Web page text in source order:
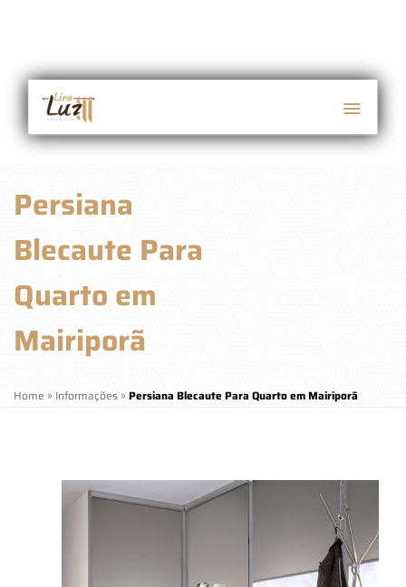
Persiana
Blecaute Para
Quarto em
Mairiporã
Home » Informações » Persiana Blecaute Para Quarto em Mairiporã